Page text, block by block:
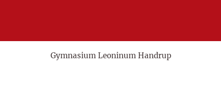
Gymnasium Leoninum Handrup